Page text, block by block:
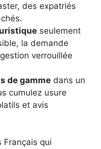
des expatriés
seulement
la demande
verrouillée
de gamme dans un
cumulez usure
et avis
Français qui